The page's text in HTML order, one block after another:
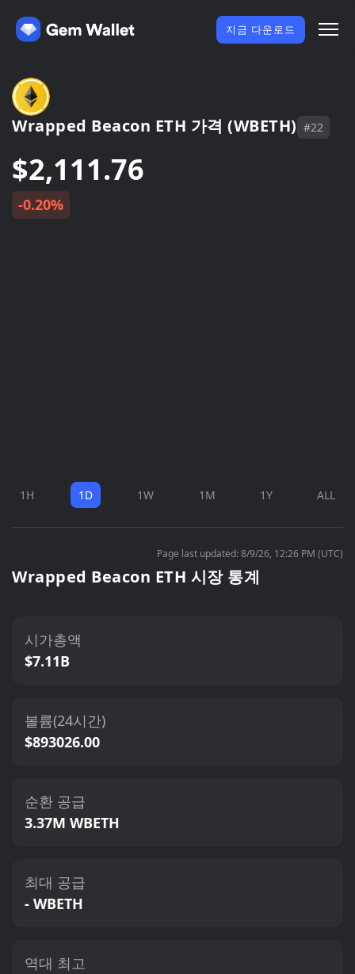
지금 다운로드
Wrapped Beacon ETH 가격 (WBETH) #22
$2,111.76
-0.20%
1H 1D 1W 1M 1Y ALL
Page last updated: 8/9/26, 12:26 PM (UTC)
Wrapped Beacon ETH 시장 통계
시가총액
$7.11B
볼륨(24시간)
$893026.00
순환 공급
3.37M WBETH
최대 공급
- WBETH
역대 최고